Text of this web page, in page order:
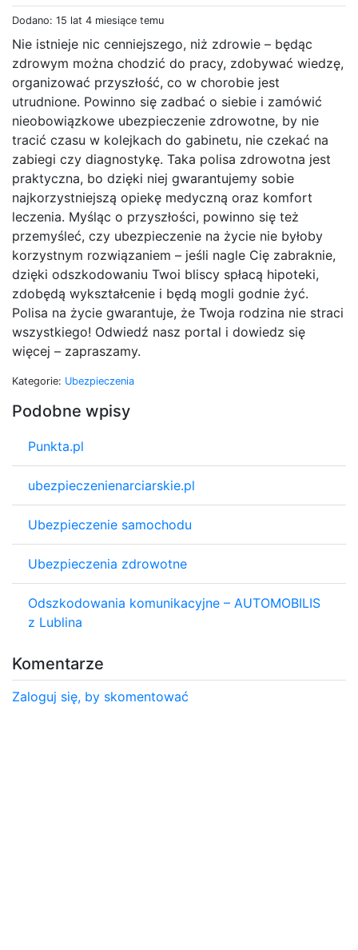
Dodano: 15 lat 4 miesiące temu
Nie istnieje nic cenniejszego, niż zdrowie – będąc
zdrowym można chodzić do pracy, zdobywać wiedzę,
organizować przyszłość, co w chorobie jest
utrudnione. Powinno się zadbać o siebie i zamówić
nieobowiązkowe ubezpieczenie zdrowotne, by nie
tracić czasu w kolejkach do gabinetu, nie czekać na
zabiegi czy diagnostykę. Taka polisa zdrowotna jest
praktyczna, bo dzięki niej gwarantujemy sobie
najkorzystniejszą opiekę medyczną oraz komfort
leczenia. Myśląc o przyszłości, powinno się też
przemyśleć, czy ubezpieczenie na życie nie byłoby
korzystnym rozwiązaniem – jeśli nagle Cię zabraknie,
dzięki odszkodowaniu Twoi bliscy spłacą hipoteki,
zdobędą wykształcenie i będą mogli godnie żyć.
Polisa na życie gwarantuje, że Twoja rodzina nie straci
wszystkiego! Odwiedź nasz portal i dowiedz się
więcej – zapraszamy.
Kategorie: Ubezpieczenia
Podobne wpisy
Punkta.pl
ubezpieczenienarciarskie.pl
Ubezpieczenie samochodu
Ubezpieczenia zdrowotne
Odszkodowania komunikacyjne – AUTOMOBILIS
z Lublina
Komentarze
Zaloguj się, by skomentować